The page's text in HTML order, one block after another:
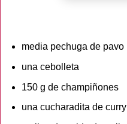
media pechuga de pavo
una cebolleta
150 g de champiñones
una cucharadita de curry